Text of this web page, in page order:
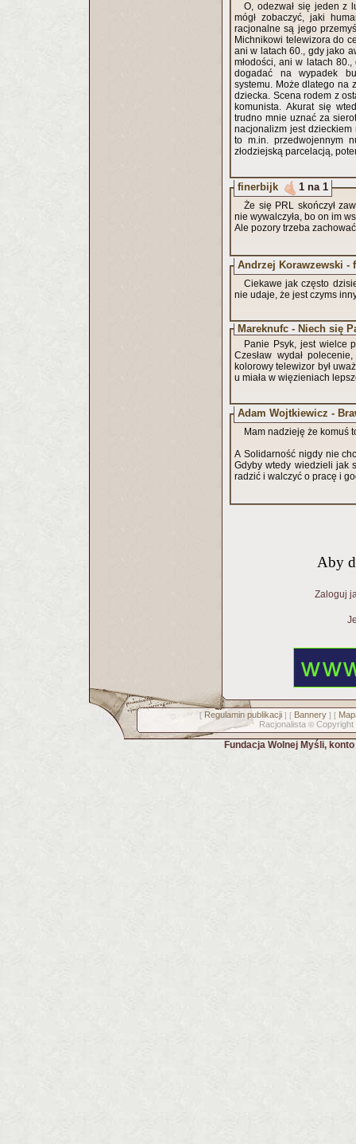
O, odezwał się jeden z
mógł zobaczyć, jaki
racjonalne są jego
Michnikowi telewizora do
ani w latach 60., gdy jako
młodości, ani w latach
dogadać na wypadek
systemu. Może dlatego na
dziecka. Scena rodem z
komunista. Akurat się
trudno mnie uznać za
nacjonalizm jest
to m.in. przedwojennym
złodziejską parcelacją,
finerbijk 1 na 1
Że się PRL skończył
nie wywalczyła, bo on im
Ale pozory trzeba
Andrzej Korawzewski -
Ciekawe jak często
nie udaje, że jest czyms
Mareknufc - Niech się
Panie Psyk, jest wielce
Czesław wydał
kolorowy telewizor był
u miała w więzieniach
Adam Wojtkiewicz -
Mam nadzieję że komuś
A Solidarność nigdy nie
Gdyby wtedy wiedzieli jak
radzić i walczyć o pracę i
Aby
Zaloguj
[ Regulamin publikacji] [ Bannery] [
Racjonalista © Copyright
Fundacja Wolnej Myśli,